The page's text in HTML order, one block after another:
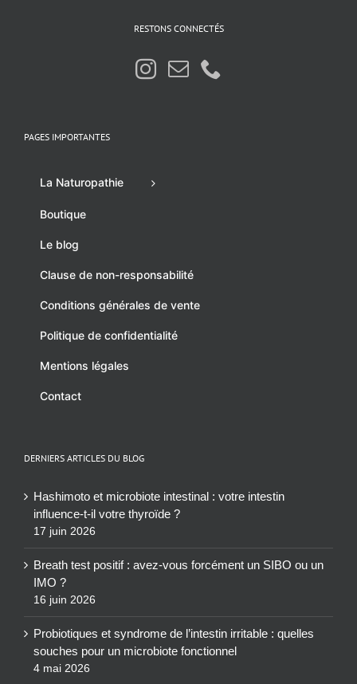
RESTONS CONNECTÉS
PAGES IMPORTANTES
La Naturopathie
Boutique
Le blog
Clause de non-responsabilité
Conditions générales de vente
Politique de confidentialité
Mentions légales
Contact
DERNIERS ARTICLES DU BLOG
Hashimoto et microbiote intestinal : votre intestin
influence-t-il votre thyroïde ?
17 juin 2026
Breath test positif : avez-vous forcément un SIBO ou un
IMO ?
16 juin 2026
Probiotiques et syndrome de l’intestin irritable : quelles
souches pour un microbiote fonctionnel
4 mai 2026